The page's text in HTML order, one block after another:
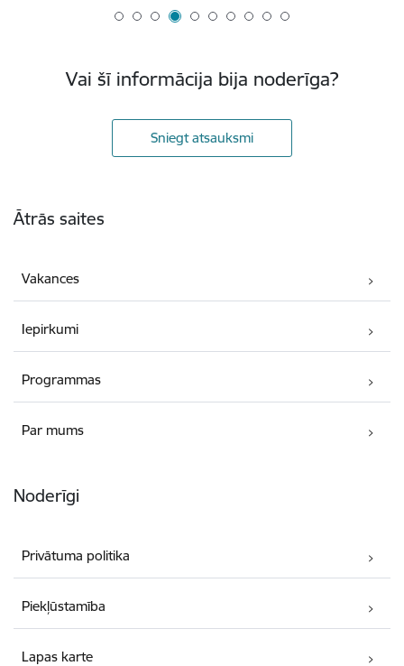
Vai šī informācija bija noderīga?
Sniegt atsauksmi
Ātrās saites
Vakances
Iepirkumi
Programmas
Par mums
Noderīgi
Privātuma politika
Piekļūstamība
Lapas karte